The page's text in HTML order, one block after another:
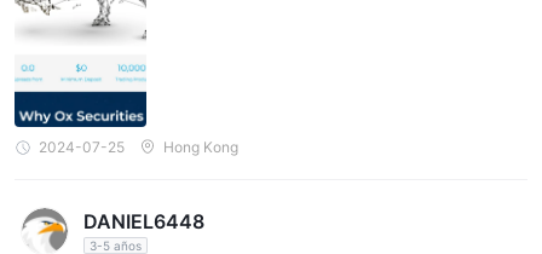
2024-07-25 Hong Kong
DANIEL6448
3-5 años